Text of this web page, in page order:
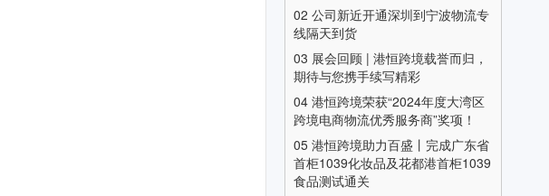
02 公司新近开通深圳到宁波物流专
线隔天到货
03 展会回顾 | 港恒跨境载誉而归，
期待与您携手续写精彩
04 港恒跨境荣获“2024年度大湾区
跨境电商物流优秀服务商”奖项！
05 港恒跨境助力百盛丨完成广东省
首柜1039化妆品及花都港首柜1039
食品测试通关